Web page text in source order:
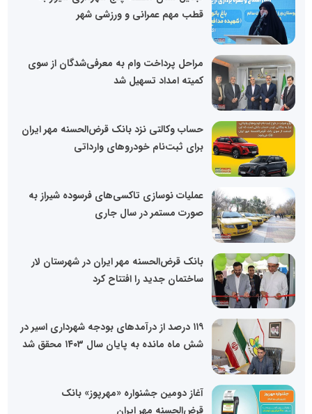
قطب مهم عمرانی و ورزشی شهر
مراحل پرداخت وام به معرفی‌شدگان از سوی
کمیته امداد تسهیل شد
حساب وکالتی نزد بانک قرض‌الحسنه مهر ایران
برای ثبت‌نام خودروهای وارداتی
عملیات نوسازی تاکسی‌های فرسوده شیراز به
صورت مستمر در سال جاری
بانک قرض‌الحسنه مهر ایران در شهرستان لار
ساختمان جدید را افتتاح کرد
۱۱۹ درصد از درآمدهای بودجه شهرداری اسیر در
شش ماه مانده به پایان سال ۱۴۰۳ محقق شد
آغاز دومین جشنواره «مهرپوز» بانک
قرض‌الحسنه مهر ایران